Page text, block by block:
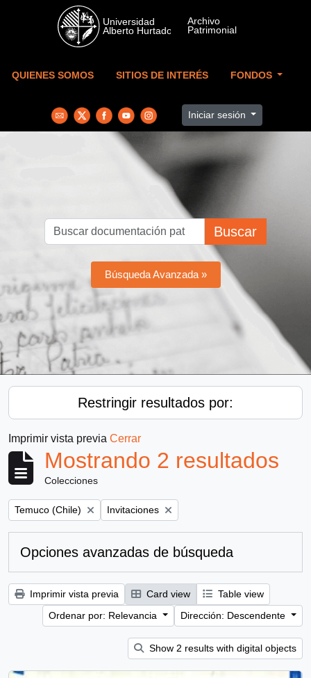
Skip to main content
QUIENES SOMOS SITIOS DE INTERÉS FONDOS
Iniciar sesión
Buscar
Búsqueda Avanzada »
Restringir resultados por:
Imprimir vista previa Cerrar
Mostrando 2 resultados
Colecciones
Remove filter:
Temuco (Chile) Remove filter:
Invitaciones
Opciones avanzadas de búsqueda
Imprimir vista previa Card view
Table view
Ordenar por: Relevancia
Dirección: Descendente
Show 2 results with digital objects